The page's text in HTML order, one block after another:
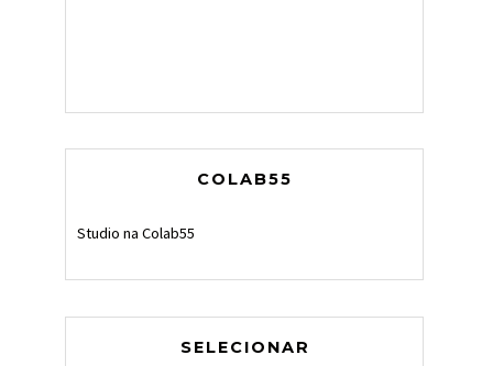
COLAB55
Studio na Colab55
SELECIONAR